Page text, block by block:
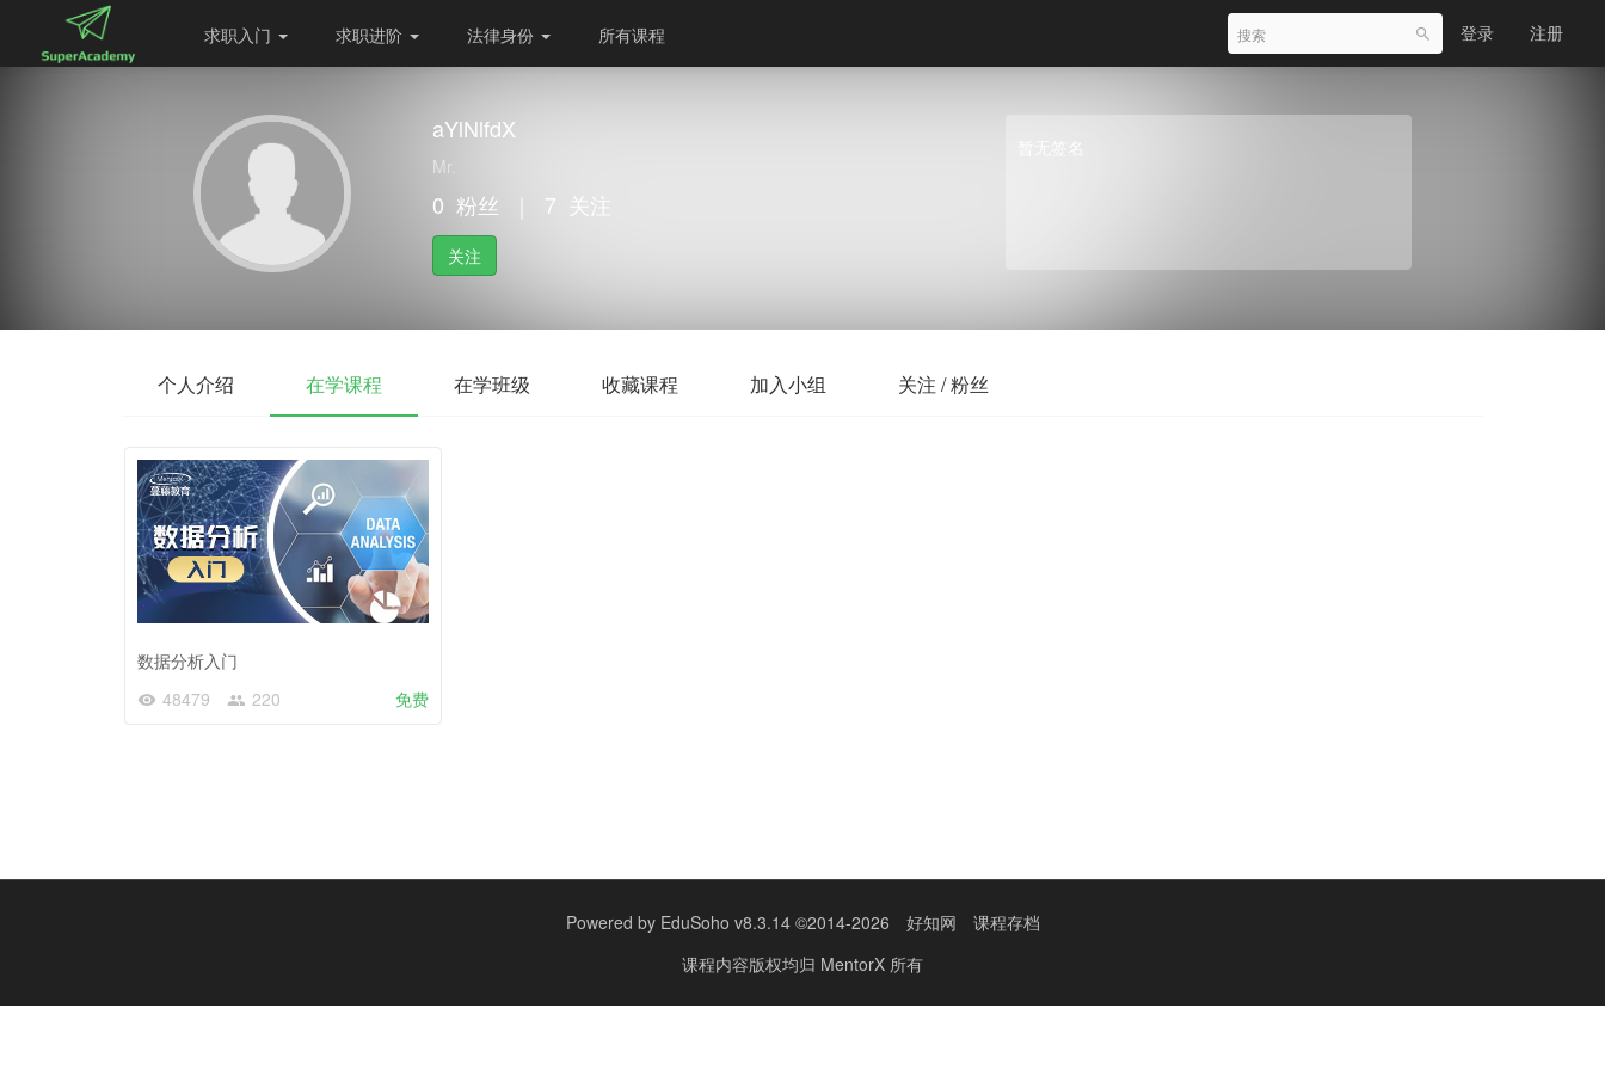
求职入门 求职进阶 法律身份 所有课程 登录 注册
aYlNlfdX
Mr.
0 粉丝 7 关注
关注
个人介绍 在学课程 在学班级 收藏课程 加入小组 关注 / 粉丝
数据分析入门
48479
220 免费
Powered by EduSoho v8.3.14©2014-2026 好知网
课程存档
课程内容版权均归 MentorX 所有